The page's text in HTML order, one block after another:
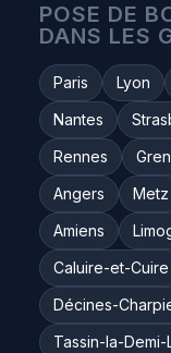
POSE DE
DANS LES
Paris Lyon
Nantes
Rennes
Angers
Metz
Amiens
Caluire-et-Cuire
Décines-
Tassin-la-Demi-